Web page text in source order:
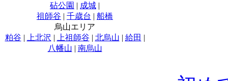
砧公園 | 成城 |
祖師谷 | 千歳台 | 船橋
烏山エリア
粕谷 | 上北沢 | 上祖師谷 | 北烏山 | 給田 |
八幡山 | 南烏山